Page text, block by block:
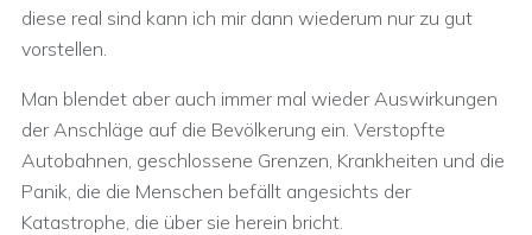
diese real sind kann ich mir dann wiederum nur zu gut
vorstellen.
Man blendet aber auch immer mal wieder Auswirkungen
der Anschläge auf die Bevölkerung ein. Verstopfte
Autobahnen, geschlossene Grenzen, Krankheiten und die
Panik, die die Menschen befällt angesichts der
Katastrophe, die über sie herein bricht.